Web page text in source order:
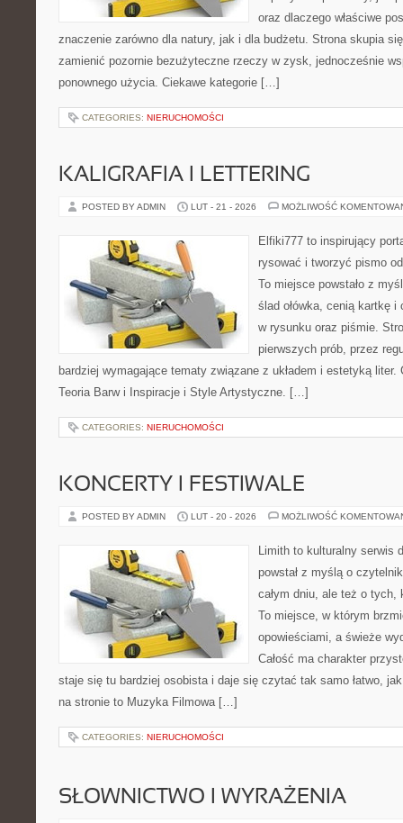
oraz dlaczego właściwe
znaczenie zarówno dla natury, jak i dla budżetu. Strona skupia
zamienić pozornie bezużyteczne rzeczy w zysk, jednocześnie
ponownego użycia. Ciekawe kategorie […]
CATEGORIES: NIERUCHOMOŚCI
KALIGRAFIA I LETTERING
POSTED BY ADMIN LUT - 21 - 2026 MOŻLIWOŚĆ
Elfiki777 to inspirujący
rysować i tworzyć pismo
To miejsce powstało z
ślad ołówka, cenią kartkę i
w rysunku oraz piśmie.
pierwszych prób, przez
bardziej wymagające tematy związane z układem i estetyką
Teoria Barw i Inspiracje i Style Artystyczne. […]
CATEGORIES: NIERUCHOMOŚCI
KONCERTY I FESTIWALE
POSTED BY ADMIN LUT - 20 - 2026 MOŻLIWOŚĆ
Limith to kulturalny serwis
powstał z myślą o
całym dniu, ale też o
To miejsce, w którym
opowieściami, a świeże
Całość ma charakter
staje się tu bardziej osobista i daje się czytać tak samo łatwo,
na stronie to Muzyka Filmowa […]
CATEGORIES: NIERUCHOMOŚCI
SŁOWNICTWO I WYRAŻENIA